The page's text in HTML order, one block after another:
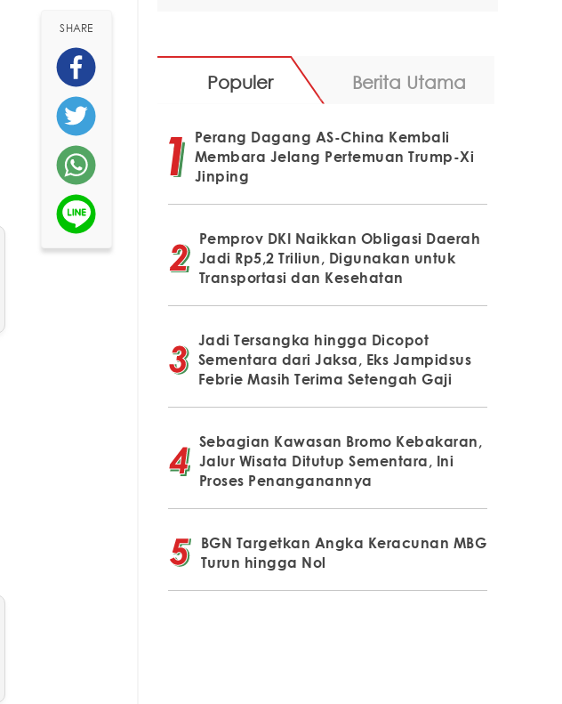
SHARE
Populer Berita Utama
Perang Dagang AS-China Kembali
Membara Jelang Pertemuan Trump-Xi
Jinping
Pemprov DKI Naikkan Obligasi Daerah
Jadi Rp5,2 Triliun, Digunakan untuk
Transportasi dan Kesehatan
Jadi Tersangka hingga Dicopot
Sementara dari Jaksa, Eks Jampidsus
Febrie Masih Terima Setengah Gaji
Sebagian Kawasan Bromo Kebakaran,
Jalur Wisata Ditutup Sementara, Ini
Proses Penanganannya
BGN Targetkan Angka Keracunan MBG
Turun hingga Nol